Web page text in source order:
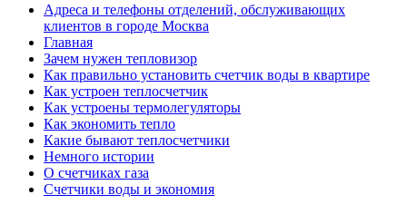
Адреса и телефоны отделений, обслуживающих
клиентов в городе Москва
Главная
Зачем нужен тепловизор
Как правильно установить счетчик воды в квартире
Как устроен теплосчетчик
Как устроены термолегуляторы
Как экономить тепло
Какие бывают теплосчетчики
Немного истории
О счетчиках газа
Счетчики воды и экономия